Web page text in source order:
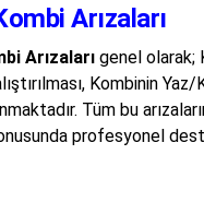
Arızaları
Arızalarıgenel olarak;
Kombinin
Tüm bu
profesyonel